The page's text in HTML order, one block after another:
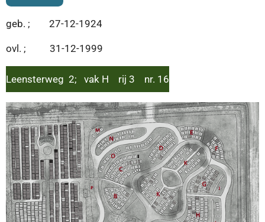
geb. ; 27-12-1924
ovl. ; 31-12-1999
Leensterweg 2; vak H rij 3 nr. 16